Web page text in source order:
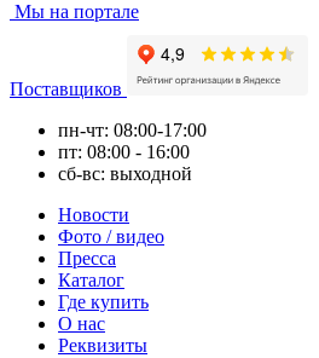
Мы на портале
Поставщиков
пн-чт: 08:00-17:00
пт: 08:00 - 16:00
сб-вс: выходной
Новости
Фото / видео
Пресса
Каталог
Где купить
О нас
Реквизиты